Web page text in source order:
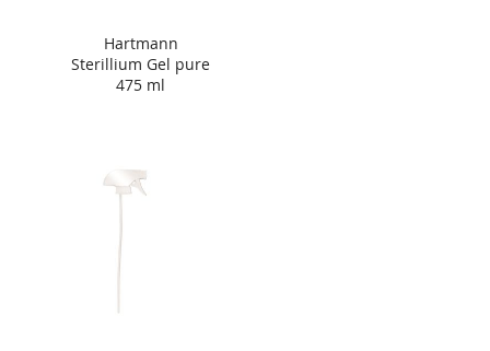
Hartmann
Sterillium Gel pure
475 ml